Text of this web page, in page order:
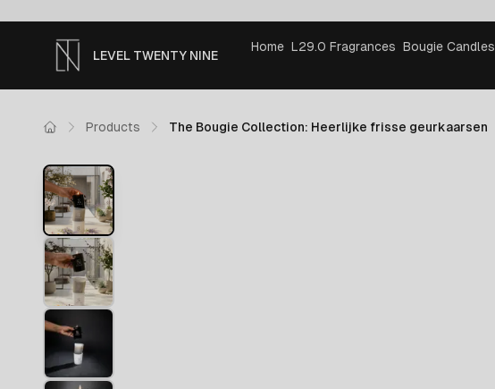
LEVEL TWENTY NINE
Home L29.0 Fragrances Bougie Candles
Products The Bougie Collection: Heerlijke frisse geurkaarsen